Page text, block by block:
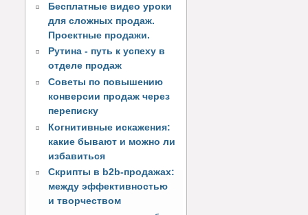
Бесплатные видео уроки
для сложных продаж.
Проектные продажи.
Рутина - путь к успеху в
отделе продаж
Советы по повышению
конверсии продаж через
переписку
Когнитивные искажения:
какие бывают и можно ли
избавиться
Скрипты в b2b-продажах:
между эффективностью
и творчеством